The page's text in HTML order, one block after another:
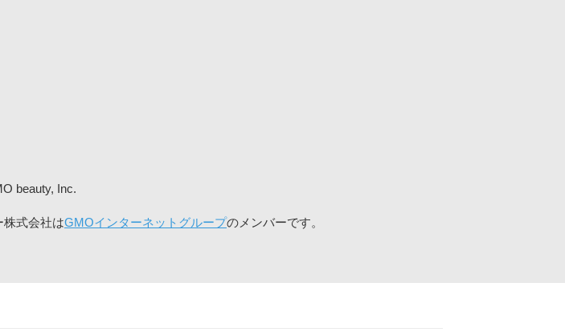
beauty, Inc.
株式会社はGMOインターネットグループのメンバーです。